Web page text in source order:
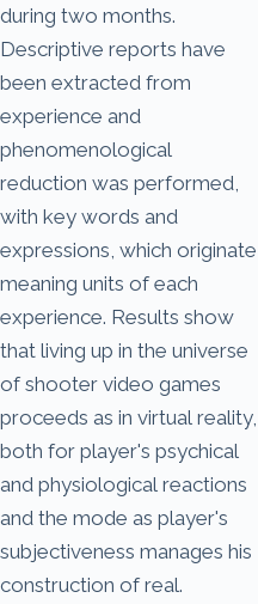
during two months.
Descriptive reports have
been extracted from
experience and
phenomenological
reduction was performed,
with key words and
expressions, which originate
meaning units of each
experience. Results show
that living up in the universe
of shooter video games
proceeds as in virtual reality,
both for player's psychical
and physiological reactions
and the mode as player's
subjectiveness manages his
construction of real.